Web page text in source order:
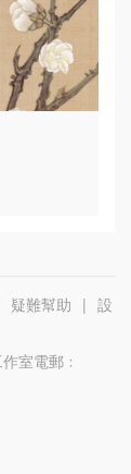
疑難幫助 | 設
室電郵﹕